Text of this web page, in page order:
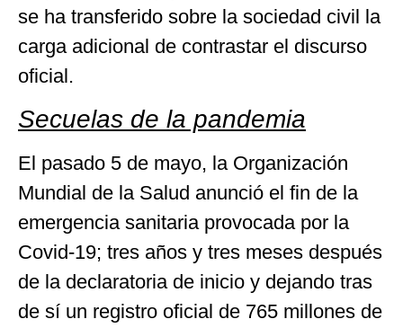
se ha transferido sobre la sociedad civil la
carga adicional de contrastar el discurso
oficial.
Secuelas de la pandemia
El pasado 5 de mayo, la Organización
Mundial de la Salud anunció el fin de la
emergencia sanitaria provocada por la
Covid-19; tres años y tres meses después
de la declaratoria de inicio y dejando tras
de sí un registro oficial de 765 millones de